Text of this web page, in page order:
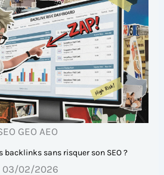
GEO AEO
backlinks sans risquer son SEO ?
03/02/2026